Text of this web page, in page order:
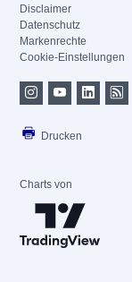
Disclaimer
Datenschutz
Markenrechte
Cookie-Einstellungen
Drucken
Charts von